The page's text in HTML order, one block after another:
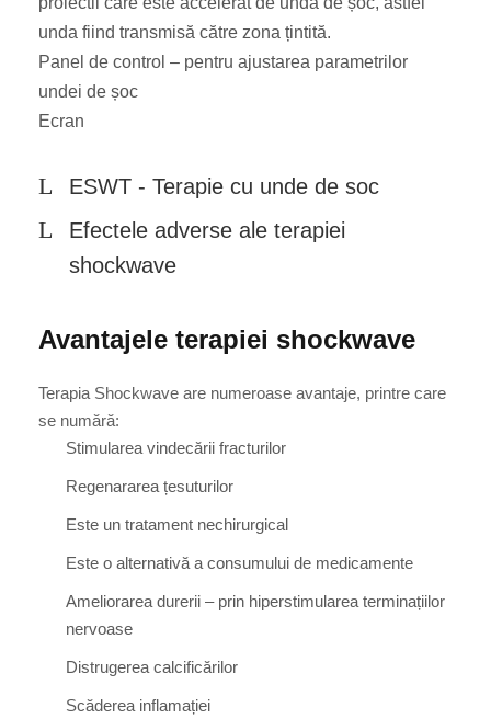
unda fiind transmisă către zona țintită.
Panel de control – pentru ajustarea parametrilor
undei de șoc
Ecran
ESWT - Terapie cu unde de soc
Efectele adverse ale terapiei
shockwave
Avantajele terapiei shockwave
Terapia Shockwave are numeroase avantaje, printre care
se numără:
Stimularea vindecării fracturilor
Regenararea țesuturilor
Este un tratament nechirurgical
Este o alternativă a consumului de medicamente
Ameliorarea durerii – prin hiperstimularea terminațiilor
nervoase
Distrugerea calcificărilor
Scăderea inflamației